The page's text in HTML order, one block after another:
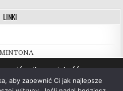
LINKI
najlepszą jakość
ciasteczka, których
aby zapewnić Ci jak najlepsze